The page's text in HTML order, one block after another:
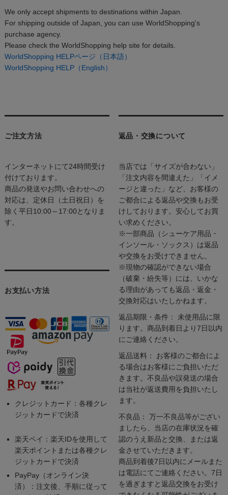
We only accept shipments to destinations within Japan.
For shipping outside of Japan, you can use WorldShopping's
purchase agency.
Please check the WorldShopping help site for details.
WorldShopping HELPページ（日本語）
WorldShopping HELP（English）
ご注文方法
インターネットにて24時間受け
付けております。
商品の発送やお問い合わせへの
対応は、定休日（土日祝日）を
除く平日10:00～17:00となりま
す。
お支払い方法
クレジットカード：各種クレ
ジットカードで決済
楽天ペイ：楽天IDを使用して
楽天ポイントまたは各種クレ
ジットカードで決済
PayPay（オンライン決
済）：注文後、手順に従って
返品・交換について
当店では「サイズが合わない」
「注文内容を間違えた」「イメ
ージと違った」など、お客様の
ご都合による返品や交換もお受
けしております。安心してお買
い求めください。
※一部商品（シューケア用品・
インソール・ソックス）は返品
や交換をお受けできません。
※現物の確認ができない場合
（破棄・紛失等）には、いかな
る理由があっても返品・返金・
交換対応はいたしかねます。
返品期限・条件： 未使用品に限
ります。商品到着日より7日以内
にご連絡ください。
返品送料： お客様のご都合によ
る場合はお客様にご負担いただ
きます。不良品や誤発送の場合
は当社が返送費用を負担いたし
ます。
不良品： 万一不良品等がござい
ましたら、当店の在庫状況を確
認のうえ新品と交換、または返
金させていただきます。
商品到着後7日以内にメールまた
は電話にてご連絡ください。7日
を過ぎますと返品交換をお受け